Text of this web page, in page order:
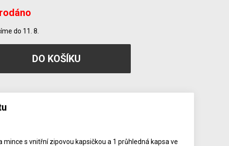
do 11. 8.
s vnitřní zipovou kapsičkou a 1 průhledná kapsa ve